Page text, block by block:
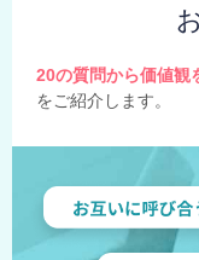
20の質問から価値観
をご紹介します。